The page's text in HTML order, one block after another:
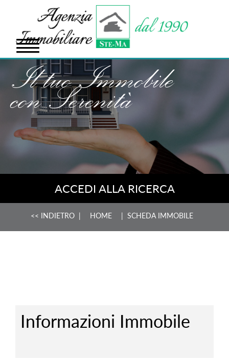
Il tuo Immobile
con Serenità
ACCEDI ALLA RICERCA
<< INDIETRO HOME | SCHEDA IMMOBILE
Informazioni Immobile